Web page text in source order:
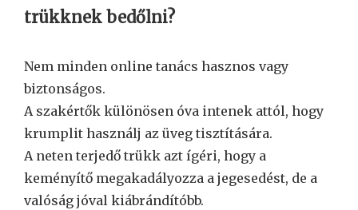
trükknek bedőlni?
Nem minden online tanács hasznos vagy
biztonságos.
A szakértők különösen óva intenek attól, hogy
krumplit használj az üveg tisztítására.
A neten terjedő trükk azt ígéri, hogy a
keményítő megakadályozza a jegesedést, de a
valóság jóval kiábrándítóbb.